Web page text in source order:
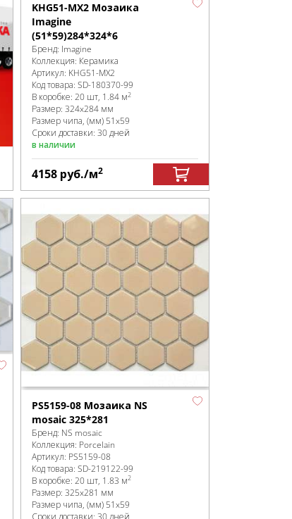
KHG51-MX2 Мозаика
Imagine
(51*59)284*324*6
Бренд: Imagine
Коллекция: Керамика
Артикул: KHG51-MX2
Код товара: SD-180370-99
В коробке: 20 шт, 1.84 м2
Размер: 324x284 мм
Размер чипа, (мм) 51x59
Сроки доставки: 30 дней
в наличии
4158 руб./м2
PS5159-08 Мозаика NS
mosaic 325*281
Бренд: NS mosaic
Коллекция: Porcelain
Артикул: PS5159-08
Код товара: SD-219122-99
В коробке: 20 шт, 1.83 м2
Размер: 325x281 мм
Размер чипа, (мм) 51x59
Сроки доставки: 30 дней